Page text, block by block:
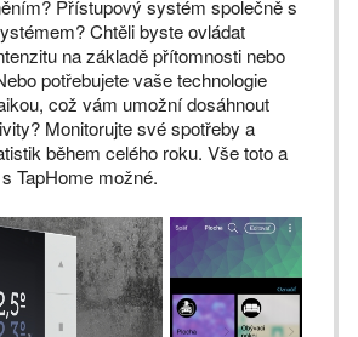
Přístupový systém společně s
Chtěli byste ovládat
na základě přítomnosti nebo
potřebujete vaše technologie
což vám umožní dosáhnout
Monitorujte své spotřeby a
během celého roku. Vše toto a
TapHome možné.